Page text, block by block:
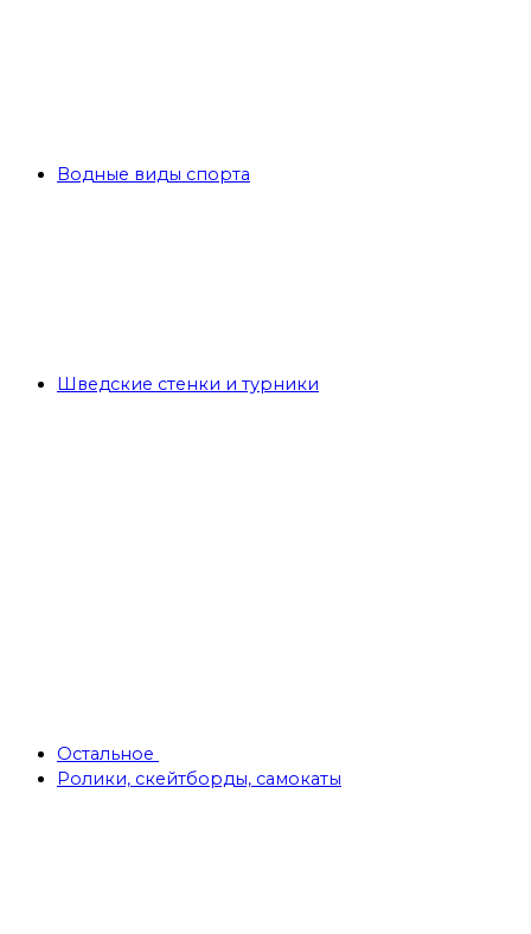
Водные виды спорта
Шведские стенки и турники
Остальное
Ролики, скейтборды, самокаты